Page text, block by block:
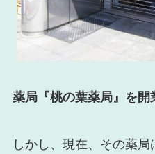
薬局『桃の葉薬局』を開
しかし、現在、その薬